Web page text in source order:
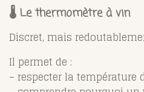
🌡️ Le thermomètre à vin
Discret, mais
Il permet de :
– respecter la température